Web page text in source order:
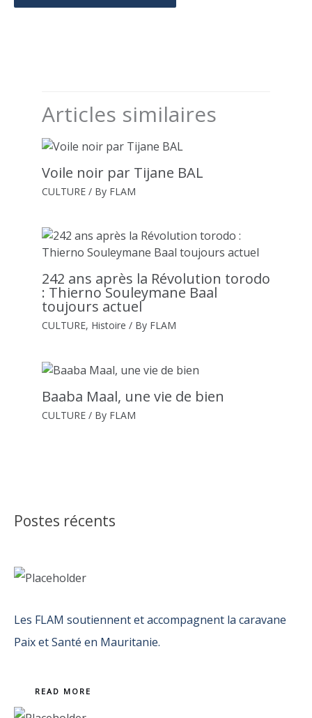
Articles similaires
Voile noir par Tijane BAL
CULTURE / By FLAM
242 ans après la Révolution torodo
: Thierno Souleymane Baal
toujours actuel
CULTURE, Histoire / By FLAM
Baaba Maal, une vie de bien
CULTURE / By FLAM
Postes récents
Les FLAM soutiennent et accompagnent la caravane
Paix et Santé en Mauritanie.
READ MORE